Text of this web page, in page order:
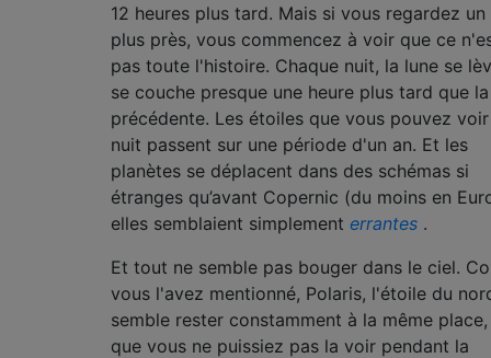
12 heures plus tard. Mais si vous regardez un
plus près, vous commencez à voir que ce
pas toute l'histoire. Chaque nuit, la lune se
se couche presque une heure plus tard que
précédente. Les étoiles que vous pouvez
nuit passent sur une période d'un an. Et les
planètes se déplacent dans des schémas si
étranges qu’avant Copernic (du moins en
elles semblaient simplement errantes .
Et tout ne semble pas bouger dans le ciel.
vous l'avez mentionné, Polaris, l'étoile du
semble rester constamment à la même
que vous ne puissiez pas la voir pendant la